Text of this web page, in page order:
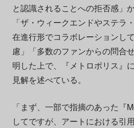
と認識されることへの拒否感」
「ザ・ウィークエンドやステラ
在進行形でコラボレーションし
慮」「多数のファンからの問合
明した上で、『メトロポリス』
見解を述べている。
「まず、一部で指摘のあった『
してですが、アートにおける引